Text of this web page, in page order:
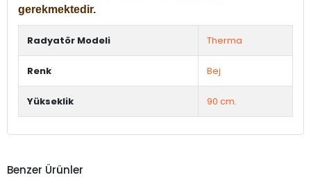
gerekmektedir.
Radyatör Modeli Therma
Renk Bej
Yükseklik 90 cm.
Benzer Ürünler